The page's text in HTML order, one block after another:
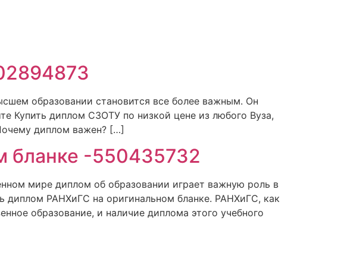
образовании становится все более важным. Он
Купить диплом СЗОТУ по низкой цене из любого Вуза,
диплом важен? […]
бланке -550435732
мире диплом об образовании играет важную роль в
диплом РАНХиГС на оригинальном бланке. РАНХиГС, как
образование, и наличие диплома этого учебного